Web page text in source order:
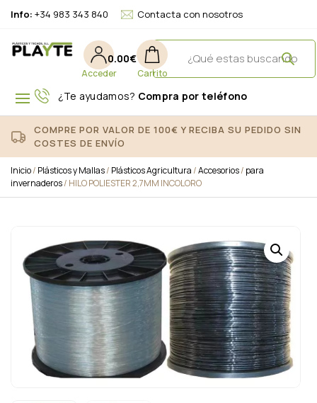
Info: +34 983 343 840 Contacta con nosotros
0.00€
¿Te ayudamos? Compra por teléfono
COMPRE POR VALOR DE 100€ Y RECIBA SU PEDIDO SIN
COSTES DE ENVÍO
Inicio/ Plásticos y Mallas/ Plásticos Agricultura/Accesorios/ para
invernaderos/ HILO POLIESTER 2,7MM INCOLORO